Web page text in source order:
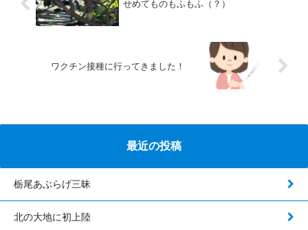
せめてものもふもふ（？）
ワクチン接種に行ってきました！
最近の投稿
栃尾あぶらげ三昧
北の大地に初上陸